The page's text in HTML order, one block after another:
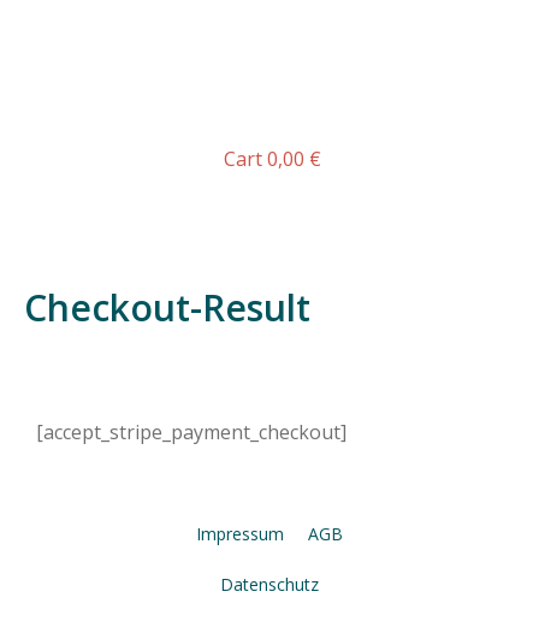
Cart0,00 €
Checkout-Result
[accept_stripe_payment_checkout]
Impressum AGB
Datenschutz